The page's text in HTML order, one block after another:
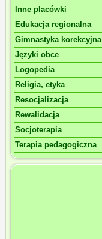
Inne placówki
Edukacja regionalna
Gimnastyka korekcyjna
Języki obce
Logopedia
Religia, etyka
Resocjalizacja
Rewalidacja
Socjoterapia
Terapia pedagogiczna